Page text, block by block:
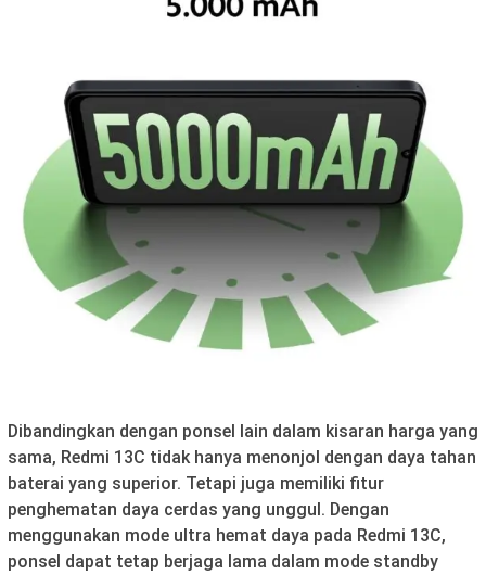
Dibandingkan dengan ponsel lain dalam kisaran harga yang
sama, Redmi 13C tidak hanya menonjol dengan daya tahan
baterai yang superior. Tetapi juga memiliki fitur
penghematan daya cerdas yang unggul. Dengan
menggunakan mode ultra hemat daya pada Redmi 13C,
ponsel dapat tetap berjaga lama dalam mode standby